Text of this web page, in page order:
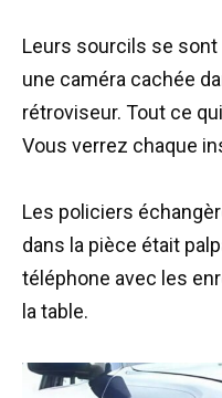
Leurs sourcils se sont
une caméra cachée
rétroviseur. Tout ce
Vous verrez chaque
Les policiers
dans la pièce était
téléphone avec les
la table.